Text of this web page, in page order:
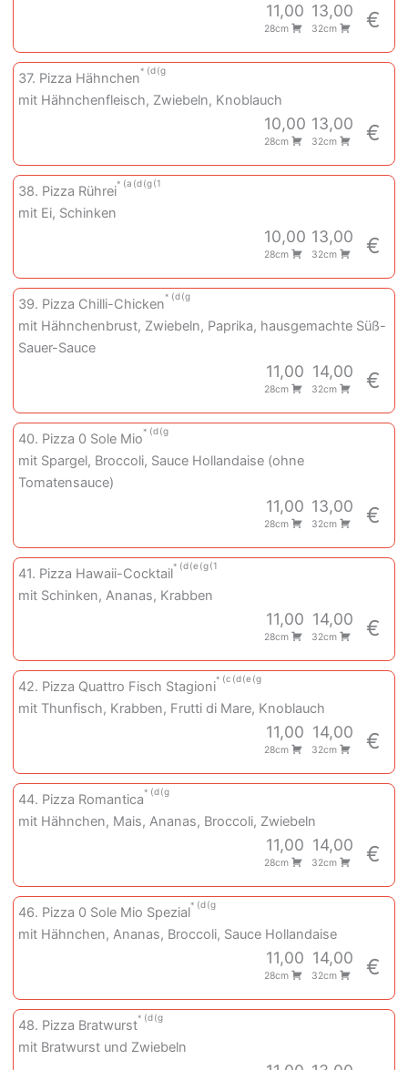
11,00
28cm
13,00
32cm €
37. Pizza Hähnchen
d g
mit Hähnchenfleisch, Zwiebeln, Knoblauch
10,00
28cm
13,00
32cm €
38. Pizza Rührei
a d g 1
mit Ei, Schinken
10,00
28cm
13,00
32cm €
39. Pizza Chilli-Chicken
d g
mit Hähnchenbrust, Zwiebeln, Paprika, hausgemachte Süß-
Sauer-Sauce
11,00
28cm
14,00
32cm €
40. Pizza 0 Sole Mio
d g
mit Spargel, Broccoli, Sauce Hollandaise (ohne
Tomatensauce)
11,00
28cm
13,00
32cm €
41. Pizza Hawaii-Cocktail
d e g 1
mit Schinken, Ananas, Krabben
11,00
28cm
14,00
32cm €
42. Pizza Quattro Fisch Stagioni
c d e g
mit Thunfisch, Krabben, Frutti di Mare, Knoblauch
11,00
28cm
14,00
32cm €
44. Pizza Romantica
d g
mit Hähnchen, Mais, Ananas, Broccoli, Zwiebeln
11,00
28cm
14,00
32cm €
46. Pizza 0 Sole Mio Spezial
d g
mit Hähnchen, Ananas, Broccoli, Sauce Hollandaise
11,00
28cm
14,00
32cm €
48. Pizza Bratwurst
d g
mit Bratwurst und Zwiebeln